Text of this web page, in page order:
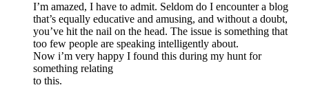
I’m amazed, I have to admit. Seldom do I encounter a blog
that’s equally educative and amusing, and without a doubt,
you’ve hit the nail on the head. The issue is something that
too few people are speaking intelligently about.
Now i’m very happy I found this during my hunt for
something relating
to this.